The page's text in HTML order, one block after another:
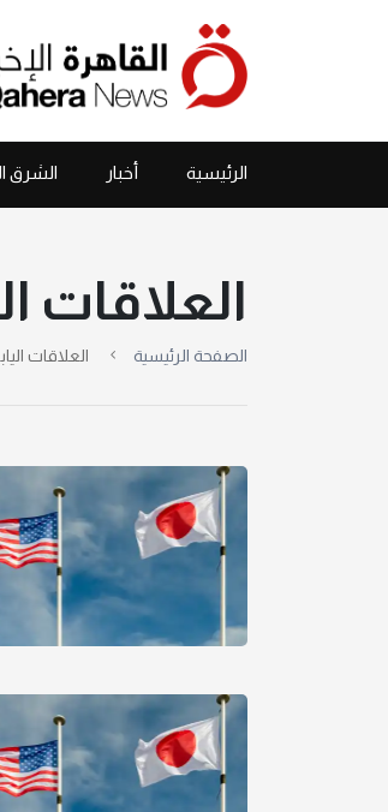
الرئيسية أخبار الشرق
العلاقات
الصفحة الرئيسية العلاقات